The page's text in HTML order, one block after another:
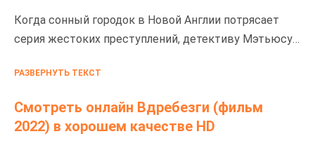
Когда сонный городок в Новой Англии потрясает
серия жестоких преступлений, детективу Мэтьюсу
связаны. Мэтьюс вынужден полагаться на помощь
Бристоу)
РАЗВЕРНУТЬ ТЕКСТ
Смотреть онлайн Вдребезги (фильм
2022) в хорошем качестве HD